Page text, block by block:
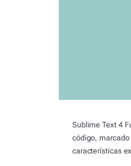
Sublime Text 4
código,
características